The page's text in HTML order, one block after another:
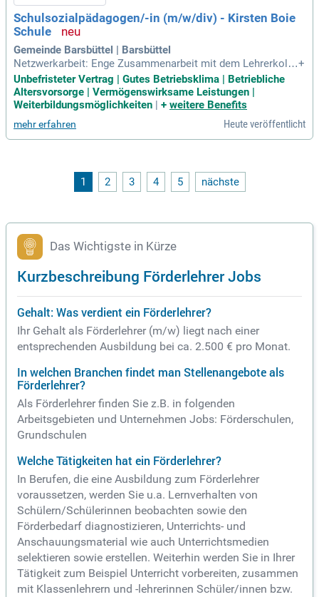
hluss als Diplom-Lehrer oder Master of Education sowie ein
II. oder I. Staatsexamen in den entsprechenden Fächern. Be
werben Sie sich und werden Sie Teil unseres dynamischen T
eams!
Schulsozialpädagogen/-in (m/w/div) - Kirsten Boie
Schule
Gemeinde Barsbüttel | Barsbüttel
Netzwerkarbeit: Enge Zusammenarbeit mit dem Lehrerkolle
gium, der Schulleitung und dem Offenen Ganztag (OGS) sow
ie Kooperation mit externen Partnern wie dem Jugendamt o
der Beratungsstellen.
+
Unbefristeter Vertrag | Gutes Betriebsklima | Betriebliche
Altersvorsorge | Vermögenswirksame Leistungen |
Weiterbildungsmöglichkeiten | + weitere Benefits
mehr erfahren Heute veröffentlicht
1 2 3 4 5 nächste
Das Wichtigste in Kürze
Kurzbeschreibung Förderlehrer Jobs
Gehalt: Was verdient ein Förderlehrer?
Ihr Gehalt als Förderlehrer (m/w) liegt nach einer
entsprechenden Ausbildung bei ca. 2.500 € pro Monat.
In welchen Branchen findet man Stellenangebote als
Förderlehrer?
Als Förderlehrer finden Sie z.B. in folgenden
Arbeitsgebieten und Unternehmen Jobs: Förderschulen,
Grundschulen
Welche Tätigkeiten hat ein Förderlehrer?
In Berufen, die eine Ausbildung zum Förderlehrer
voraussetzen, werden Sie u.a. Lernverhalten von
Schülern/Schülerinnen beobachten sowie den
Förderbedarf diagnostizieren, Unterrichts- und
Anschauungsmaterial wie auch Unterrichtsmedien
selektieren sowie erstellen. Weiterhin werden Sie in Ihrer
Tätigkeit zum Beispiel Unterricht vorbereiten, zusammen
mit Klassenlehrern und -lehrerinnen Schüler/innen bzw.